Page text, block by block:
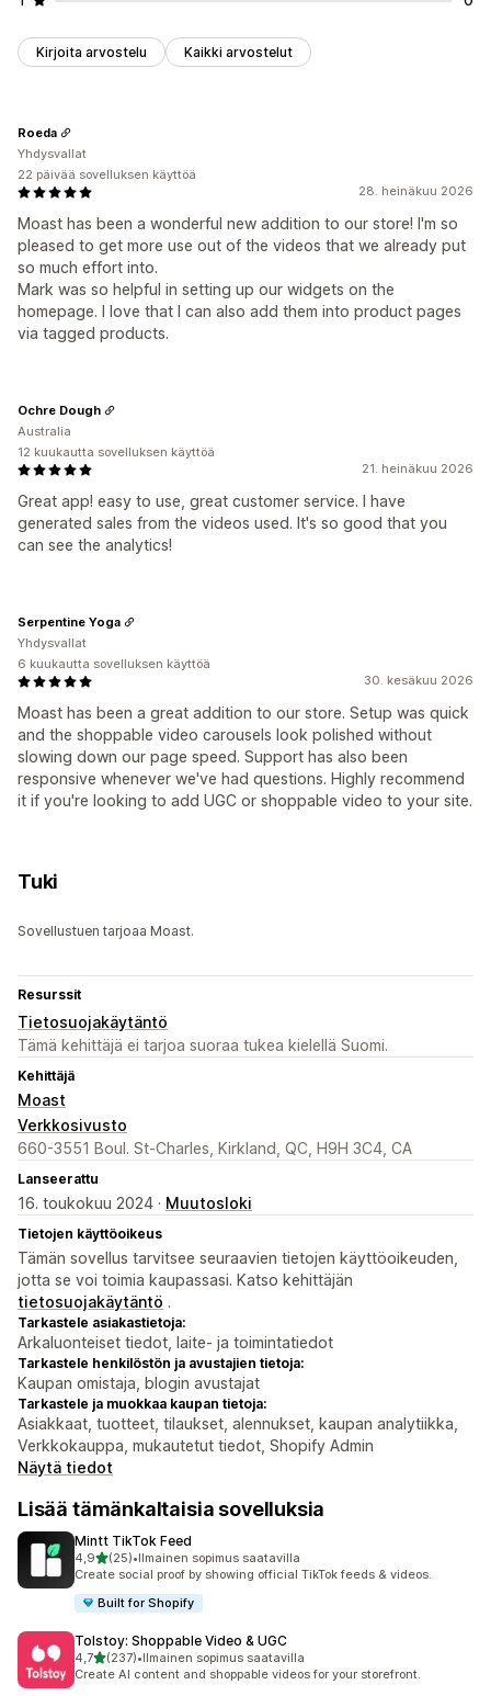
Kirjoita arvostelu Kaikki arvostelut
28. heinäkuu 2026
Moast has been a wonderful new addition to our store! I'm so
pleased to get more use out of the videos that we already put
so much effort into.
Mark was so helpful in setting up our widgets on the
homepage. I love that I can also add them into product pages
via tagged products.
Roeda
Yhdysvallat
22 päivää sovelluksen käyttöä
21. heinäkuu 2026
Great app! easy to use, great customer service. I have
generated sales from the videos used. It's so good that you
can see the analytics!
Ochre Dough
Australia
12 kuukautta sovelluksen käyttöä
30. kesäkuu 2026
Moast has been a great addition to our store. Setup was quick
and the shoppable video carousels look polished without
slowing down our page speed. Support has also been
responsive whenever we've had questions. Highly recommend
it if you're looking to add UGC or shoppable video to your site.
Serpentine Yoga
Yhdysvallat
6 kuukautta sovelluksen käyttöä
Tuki
Sovellustuen tarjoaa Moast.
Resurssit
Tietosuojakäytäntö
Tämä kehittäjä ei tarjoa suoraa tukea kielellä Suomi.
Kehittäjä
Moast
Verkkosivusto
660-3551 Boul. St-Charles, Kirkland, QC, H9H 3C4, CA
Lanseerattu
16. toukokuu 2024 · Muutosloki
Tietojen käyttöoikeus
Tämän sovellus tarvitsee seuraavien tietojen käyttöoikeuden,
jotta se voi toimia kaupassasi. Katso kehittäjän
tietosuojakäytäntö .
Tarkastele asiakastietoja:
Arkaluonteiset tiedot, laite- ja toimintatiedot
Tarkastele henkilöstön ja avustajien tietoja:
Kaupan omistaja, blogin avustajat
Tarkastele ja muokkaa kaupan tietoja:
Asiakkaat, tuotteet, tilaukset, alennukset, kaupan analytiikka,
Verkkokauppa, mukautetut tiedot, Shopify Admin
Näytä tiedot
Lisää tämänkaltaisia sovelluksia
Mintt TikTok Feed
4,9/ 5 tähteä
(25)
25 arvostelua yhteensä
•Ilmainen sopimus saatavilla
Create social proof by showing official TikTok feeds & videos.
Built for Shopify
Tolstoy: Shoppable Video & UGC
4,7/ 5 tähteä
(237)
237 arvostelua yhteensä
•Ilmainen sopimus saatavilla
Create AI content and shoppable videos for your storefront.